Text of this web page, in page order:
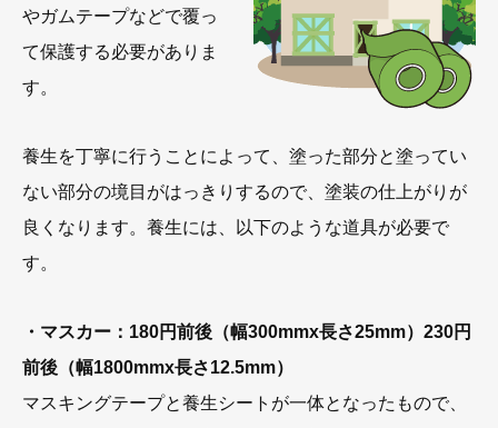
やガムテープなどで覆っ
て保護する必要がありま
す。
養生を丁寧に行うことによって、塗った部分と塗ってい
ない部分の境目がはっきりするので、塗装の仕上がりが
良くなります。養生には、以下のような道具が必要で
す。
・マスカー：180円前後（幅300mmx長さ25mm）230円
前後（幅1800mmx長さ12.5mm）
マスキングテープと養生シートが一体となったもので、